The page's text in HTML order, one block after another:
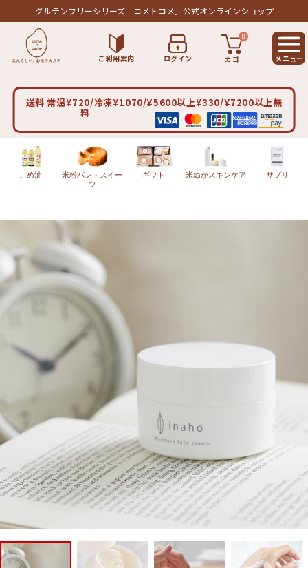
グルテンフリーシリーズ「コメトコメ」公式オンラインショップ
ご利用案内 ログイン カゴ
0
送料 常温¥720/冷凍¥1070/¥5600以上¥330/¥7200以上無
料
こめ油
米粉パン・スイー
ツ
ギフト 米ぬかスキンケア サプリ